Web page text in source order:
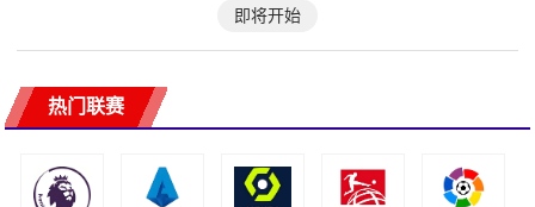
即将开始
热门联赛